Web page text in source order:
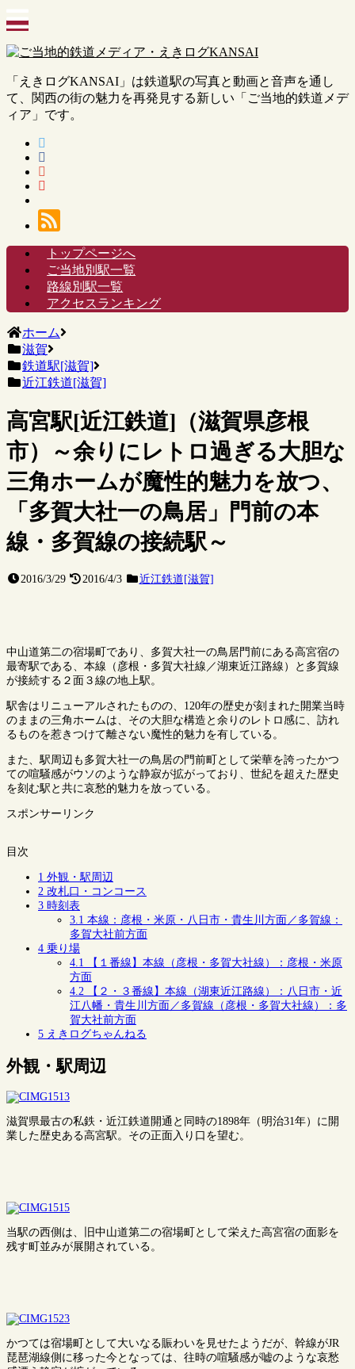
「えきログKANSAI」は鉄道駅の写真と動画と音声を通し
て、関西の街の魅力を再発見する新しい「ご当地的鉄道メデ
ィア」です。
トップページへ
ご当地別駅一覧
路線別駅一覧
アクセスランキング
ホーム
滋賀
鉄道駅[滋賀]
近江鉄道[滋賀]
高宮駅[近江鉄道]（滋賀県彦根
市）～余りにレトロ過ぎる大胆な
三角ホームが魔性的魅力を放つ、
「多賀大社一の鳥居」門前の本
線・多賀線の接続駅～
2016/3/29 2016/4/3 近江鉄道[滋賀]
中山道第二の宿場町であり、多賀大社一の鳥居門前にある高宮宿の
最寄駅である、本線（彦根・多賀大社線／湖東近江路線）と多賀線
が接続する２面３線の地上駅。
駅舎はリニューアルされたものの、120年の歴史が刻まれた開業当時
のままの三角ホームは、その大胆な構造と余りのレトロ感に、訪れ
るものを惹きつけて離さない魔性的魅力を有している。
また、駅周辺も多賀大社一の鳥居の門前町として栄華を誇ったかつ
ての喧騒感がウソのような静寂が拡がっており、世紀を超えた歴史
を刻む駅と共に哀愁的魅力を放っている。
スポンサーリンク
目次
1 外観・駅周辺
2 改札口・コンコース
3 時刻表
3.1 本線：彦根・米原・八日市・貴生川方面／多賀線：
多賀大社前方面
4 乗り場
4.1
【１番線】本線（彦根・多賀大社線）：彦根・米原
方面
4.2 【２・３番線】本線（湖東近江路線）：八日市・近
江八幡・貴生川方面／多賀線（彦根・多賀大社線）：多
賀大社前方面
5 えきログちゃんねる
外観・駅周辺
滋賀県最古の私鉄・近江鉄道開通と同時の1898年（明治31年）に開
業した歴史ある高宮駅。その正面入り口を望む。
当駅の西側は、旧中山道第二の宿場町として栄えた高宮宿の面影を
残す町並みが展開されている。
かつては宿場町として大いなる賑わいを見せたようだが、幹線がJR
琵琶湖線側に移った今となっては、往時の喧騒感が嘘のような哀愁